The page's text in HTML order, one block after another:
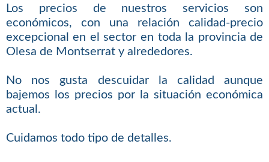
Los precios de nuestros servicios son
económicos, con una relación calidad-precio
excepcional en el sector en toda la provincia de
Olesa de Montserrat y alrededores.
No nos gusta descuidar la calidad aunque
bajemos los precios por la situación económica
actual.
Cuidamos todo tipo de detalles.